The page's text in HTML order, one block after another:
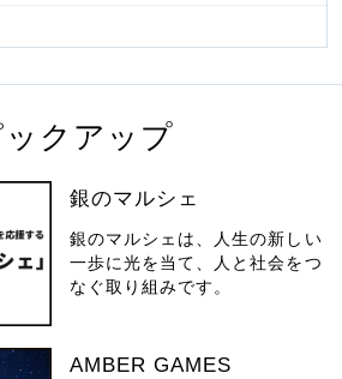
ックアップ
銀のマルシェ
銀のマルシェは、人生の新しい
一歩に光を当て、人と社会をつ
なぐ取り組みです。
AMBER GAMES